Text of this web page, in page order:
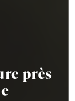
près